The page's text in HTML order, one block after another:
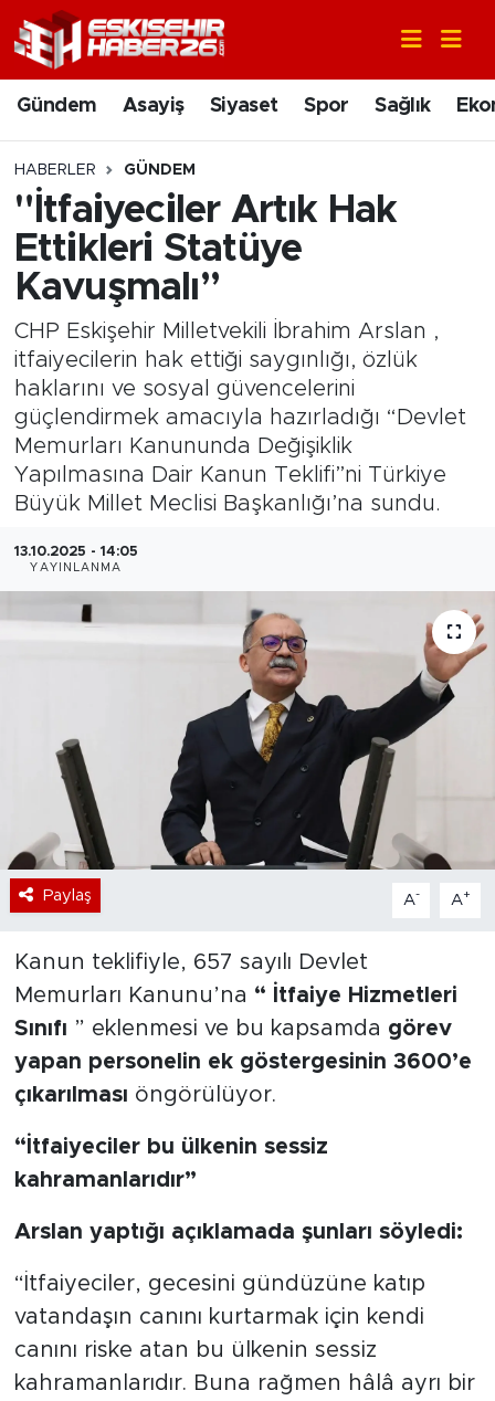
Gündem Asayiş Siyaset Spor Sağlık
HABERLER GÜNDEM
"İtfaiyeciler Artık Hak
Ettikleri Statüye
Kavuşmalı”
CHP Eskişehir Milletvekili İbrahim Arslan ,
itfaiyecilerin hak ettiği saygınlığı, özlük
haklarını ve sosyal güvencelerini
güçlendirmek amacıyla hazırladığı “Devlet
Memurları Kanununda Değişiklik
Yapılmasına Dair Kanun Teklifi”ni Türkiye
Büyük Millet Meclisi Başkanlığı’na sundu.
13.10.2025 - 14:05
YAYINLANMA
Paylaş A- A+
Kanun teklifiyle, 657 sayılı Devlet
Memurları Kanunu’na “ İtfaiye Hizmetleri
Sınıfı ” eklenmesi ve bu kapsamda görev
yapan personelin ek göstergesinin 3600’e
çıkarılması öngörülüyor.
“İtfaiyeciler bu ülkenin sessiz
kahramanlarıdır”
Arslan yaptığı açıklamada şunları söyledi:
“İtfaiyeciler, gecesini gündüzüne katıp
vatandaşın canını kurtarmak için kendi
canını riske atan bu ülkenin sessiz
kahramanlarıdır. Buna rağmen hâlâ ayrı bir
Gündem
Asayiş
Siyaset
Spor
Sağlık
Ekonomi
Eğitim
Sanat
Teknoloji
Sektör
Nöbetçi Eczaneler
Hava Durumu
Trafik Durumu
Süper Lig Puan Durumu ve Fikstür
Tüm Manşetler
Son Dakika Haberleri
Haber Arşivi